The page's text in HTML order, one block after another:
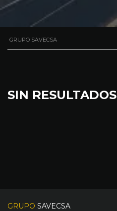
GRUPO SAVECSA
SIN RESULTADOS
GRUPO SAVECSA